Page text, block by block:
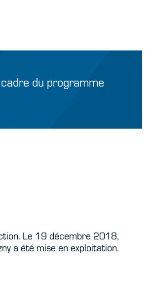
du programme
Le 19 décembre 2018,
a été mise en exploitation.